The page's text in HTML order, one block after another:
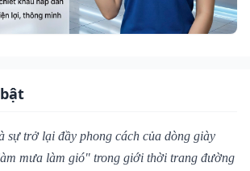
sự trở lại đầy phong cách của dòng giày
mưa làm gió" trong giới thời trang đường